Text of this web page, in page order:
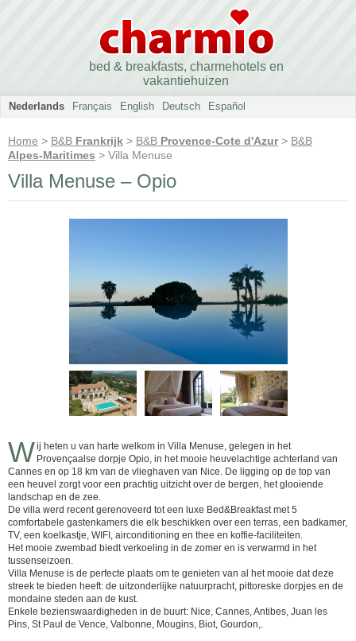
bed & breakfasts, charmehotels en
vakantiehuizen
Nederlands Français English Deutsch Español
Home > B&B Frankrijk > B&B Provence-Cote d'Azur> B&B
Alpes-Maritimes > Villa Menuse
Villa Menuse – Opio
Wij heten u van harte welkom in Villa Menuse, gelegen in het
Provençaalse dorpje Opio, in het mooie heuvelachtige achterland van
Cannes en op 18 km van de vlieghaven van Nice. De ligging op de top van
een heuvel zorgt voor een prachtig uitzicht over de bergen, het glooiende
landschap en de zee.
De villa werd recent gerenoveerd tot een luxe Bed&Breakfast met 5
comfortabele gastenkamers die elk beschikken over een terras, een badkamer,
TV, een koelkastje, WIFI, airconditioning en thee en koffie-faciliteiten.
Het mooie zwembad biedt verkoeling in de zomer en is verwarmd in het
tussenseizoen.
Villa Menuse is de perfecte plaats om te genieten van al het mooie dat deze
streek te bieden heeft: de uitzonderlijke natuurpracht, pittoreske dorpjes en de
mondaine steden aan de kust.
Enkele bezienswaardigheden in de buurt: Nice, Cannes, Antibes, Juan les
Pins, St Paul de Vence, Valbonne, Mougins, Biot, Gourdon,.